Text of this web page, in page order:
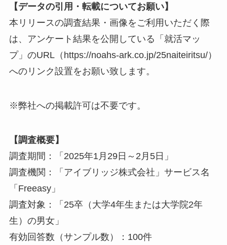
【データの引用・転載についてお願い】
本リリースの調査結果・画像をご利用いただく際
は、アンケート結果を公開している「就活マッ
プ」のURL（https://noahs-ark.co.jp/25naiteiritsu/）
へのリンク設置をお願い致します。
※弊社への掲載許可は不要です。
【調査概要】
調査期間：「2025年1月29日～2月5日」
調査機関：「アイブリッジ株式会社」サービス名
「Freeasy」
調査対象：「25卒（大学4年生または大学院2年
生）の男女」
有効回答数（サンプル数）：100件